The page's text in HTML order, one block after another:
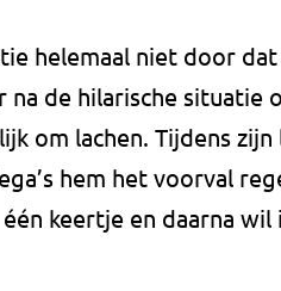
helemaal niet door
na de hilarische situatie
om lachen. Tijdens
hem het voorval
keertje en daarna